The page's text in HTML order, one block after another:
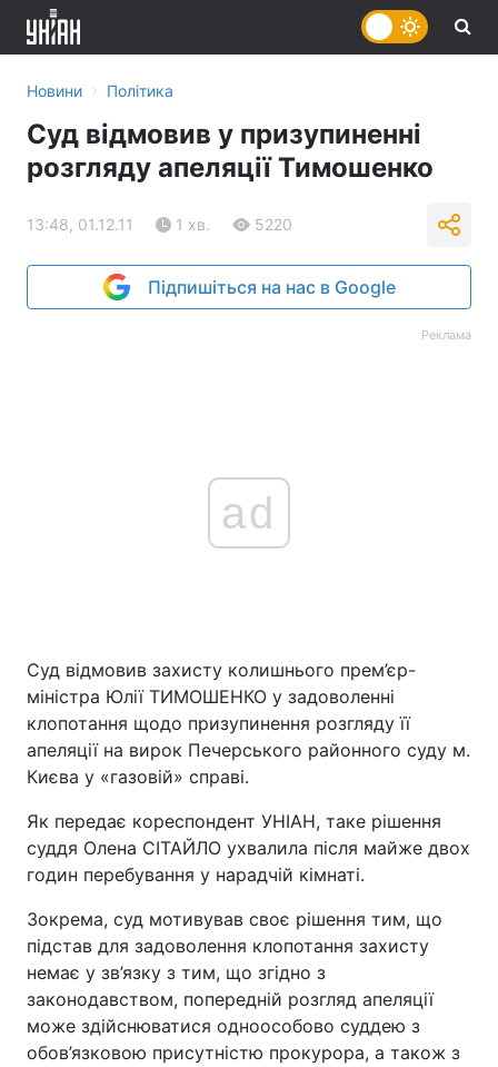
Новини › Політика
Суд відмовив у призупиненні
розгляду апеляції Тимошенко
13:48, 01.12.11 1 хв. 5220
Підпишіться на нас в Google
Реклама
ad
Суд відмовив захисту колишнього прем’єр-
міністра Юлії ТИМОШЕНКО у задоволенні
клопотання щодо призупинення розгляду її
апеляції на вирок Печерського районного суду м.
Києва у «газовій» справі.
Як передає кореспондент УНІАН, таке рішення
суддя Олена СІТАЙЛО ухвалила після майже двох
годин перебування у нарадчій кімнаті.
Зокрема, суд мотивував своє рішення тим, що
підстав для задоволення клопотання захисту
немає у зв’язку з тим, що згідно з
законодавством, попередній розгляд апеляції
може здійснюватися одноособово суддею з
обов’язковою присутністю прокурора, а також з